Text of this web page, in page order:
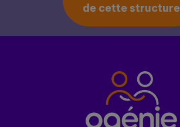
de cette structure